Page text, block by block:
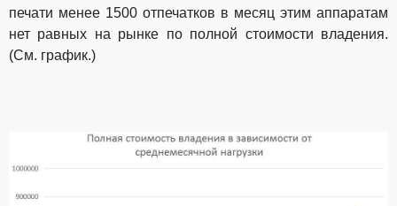
печати менее 1500 отпечатков в месяц этим аппаратам
нет равных на рынке по полной стоимости владения.
(См. график.)